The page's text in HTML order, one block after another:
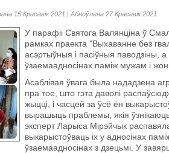
15 Красавік 2021 | Абноўлена 27 Красавік 2021
У парафіі Святога Валянціна ў
рамках праекта "Выхаванне без
асэртыўныя і пасіўныя паводзіны,
ўзаемаадносінах паміж мужам і
Асаблівая ўвага была нададзена
пра тое, што гэта даволі
жыцці, і часцей за ўсё ён
вырашыць праблемы, якія
эксперт Ларыса Мірэйчык
выкарыстоўваць іх у адносінах
ўзаемаадносінах з дзецьмі. У